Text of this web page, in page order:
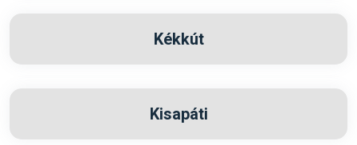
Kékkút
Kisapáti